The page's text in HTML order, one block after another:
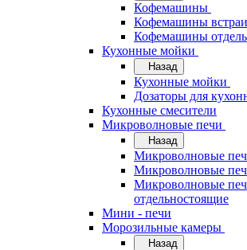
Кофемашины
Кофемашины
Кофемашины
Кухонные мойки
Назад
Кухонные мойки
Дозаторы для
Кухонные смесители
Микроволновые печи
Назад
Микроволновые
Микроволновые
Микроволновые
отдельностоящие
Мини - печи
Морозильные камеры
Назад